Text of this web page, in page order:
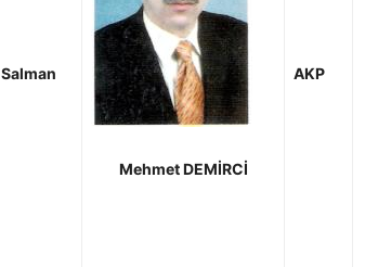
Salman
Mehmet DEMİRCİ
AKP